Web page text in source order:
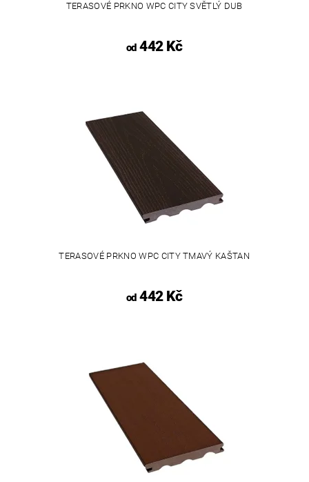
TERASOVÉ PRKNO WPC CITY SVĚTLÝ DUB
od442 Kč
TERASOVÉ PRKNO WPC CITY TMAVÝ KAŠTAN
od442 Kč